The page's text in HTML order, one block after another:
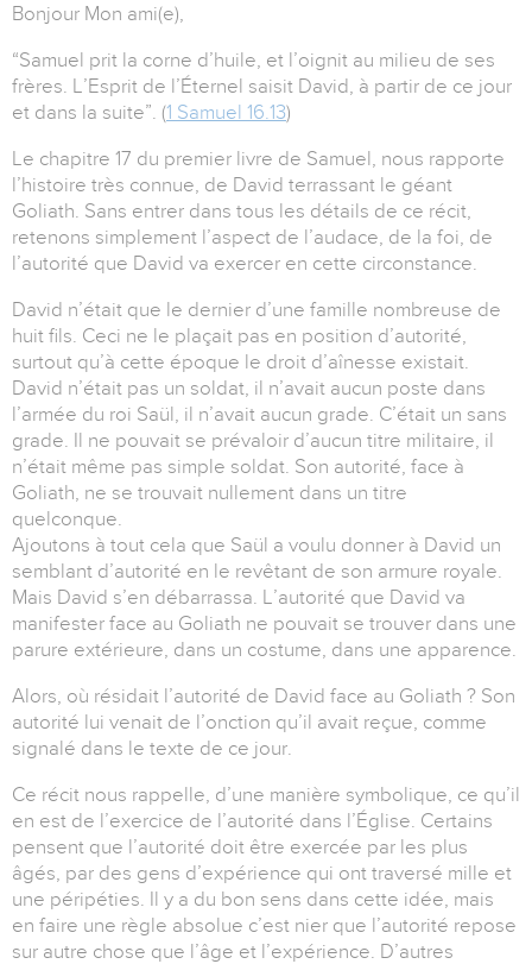
Bonjour Mon ami(e),
“Samuel prit la corne d’huile, et l’oignit au milieu de ses
frères. L’Esprit de l’Éternel saisit David, à partir de ce jour
et dans la suite”. (1 Samuel 16.13)
Le chapitre 17 du premier livre de Samuel, nous rapporte
l’histoire très connue, de David terrassant le géant
Goliath. Sans entrer dans tous les détails de ce récit,
retenons simplement l’aspect de l’audace, de la foi, de
l’autorité que David va exercer en cette circonstance.
David n’était que le dernier d’une famille nombreuse de
huit fils. Ceci ne le plaçait pas en position d’autorité,
surtout qu’à cette époque le droit d’aînesse existait.
David n’était pas un soldat, il n’avait aucun poste dans
l’armée du roi Saül, il n’avait aucun grade. C’était un sans
grade. Il ne pouvait se prévaloir d’aucun titre militaire, il
n’était même pas simple soldat. Son autorité, face à
Goliath, ne se trouvait nullement dans un titre
quelconque.
Ajoutons à tout cela que Saül a voulu donner à David un
semblant d’autorité en le revêtant de son armure royale.
Mais David s’en débarrassa. L’autorité que David va
manifester face au Goliath ne pouvait se trouver dans une
parure extérieure, dans un costume, dans une apparence.
Alors, où résidait l’autorité de David face au Goliath ? Son
autorité lui venait de l’onction qu’il avait reçue, comme
signalé dans le texte de ce jour.
Ce récit nous rappelle, d’une manière symbolique, ce qu’il
en est de l’exercice de l’autorité dans l’Église. Certains
pensent que l’autorité doit être exercée par les plus
âgés, par des gens d’expérience qui ont traversé mille et
une péripéties. Il y a du bon sens dans cette idée, mais
en faire une règle absolue c’est nier que l’autorité repose
sur autre chose que l’âge et l’expérience. D’autres